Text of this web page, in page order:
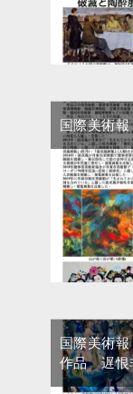
国際美術
国際美術
作品 遅恨